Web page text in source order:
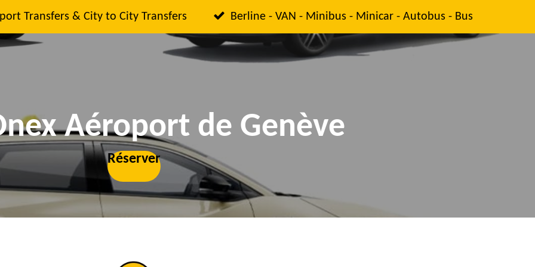
Transfers & City to City Transfers Berline - VAN - Minibus - Minicar - Autobus - Bus
Aéroport de Genève
Réserver